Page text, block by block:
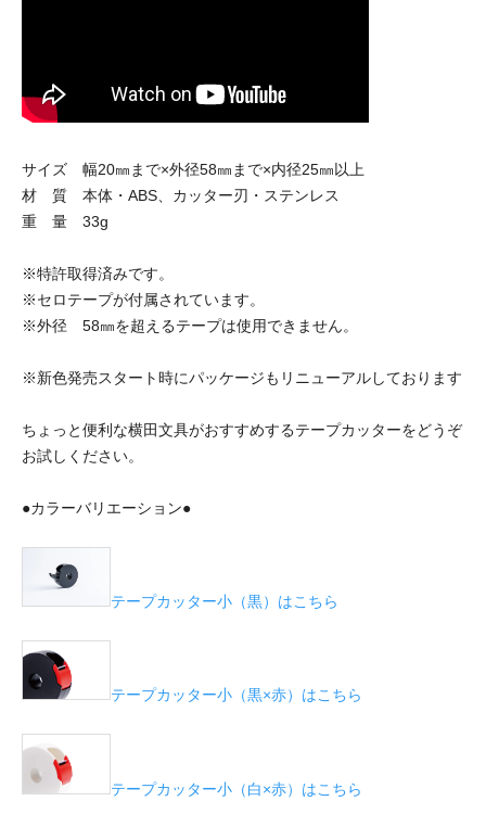
サイズ 幅20㎜まで×外径58㎜まで×内径25㎜以上
材 質 本体・ABS、カッター刃・ステンレス
重 量 33g
※特許取得済みです。
※セロテープが付属されています。
※外径 58㎜を超えるテープは使用できません。
※新色発売スタート時にパッケージもリニューアルしております
ちょっと便利な横田文具がおすすめするテープカッターをどうぞ
お試しください。
●カラーバリエーション●
テープカッター小（黒）はこちら
テープカッター小（黒×赤）はこちら
テープカッター小（白×赤）はこちら